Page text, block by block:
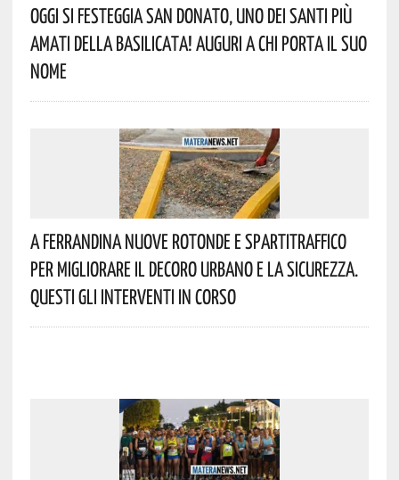
Oggi Si Festeggia San Donato, Uno Dei Santi Più
Amati Della Basilicata! Auguri A Chi Porta Il Suo
Nome
A Ferrandina Nuove Rotonde E Spartitraffico
Per Migliorare Il Decoro Urbano E La Sicurezza.
Questi Gli Interventi In Corso